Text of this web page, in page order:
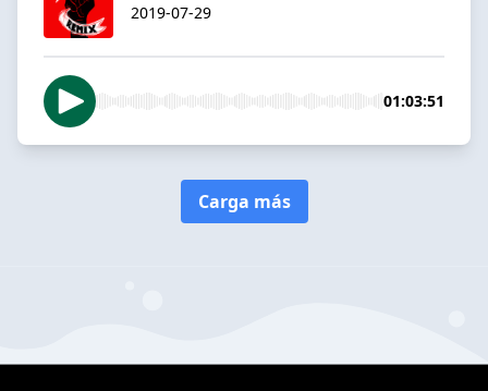
2019-07-29
01:03:51
Carga más